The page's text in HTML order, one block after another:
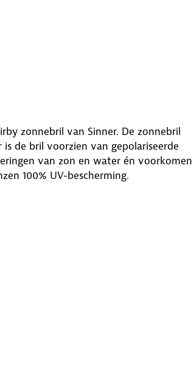
zonnebril van Sinner. De zonnebril
de bril voorzien van gepolariseerde
van zon en water én voorkomen
100% UV-bescherming.